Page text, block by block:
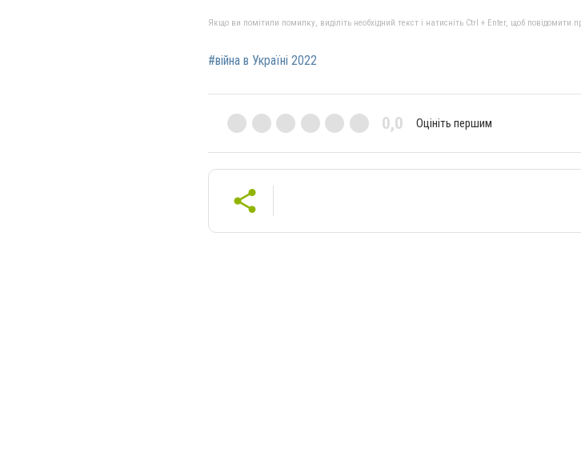
Якщо ви помітили помилку, виділіть необхідний текст і натисніть Ctrl + Enter, щоб повідомити
#війна в Україні 2022
0,0 Оцініть першим